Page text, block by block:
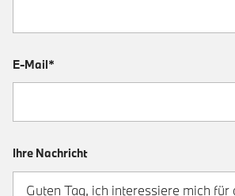
E-Mail*
Ihre Nachricht